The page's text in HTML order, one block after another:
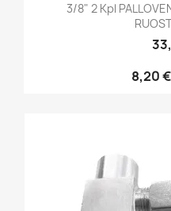
3/8" 2 Kpl
8,20 €